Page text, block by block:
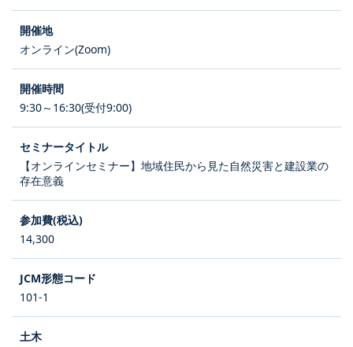
オンライン(Zoom)
9:30～16:30(受付9:00)
【オンラインセミナー】地域住民から見た自然災害と建設業の
存在意義
14,300
101-1